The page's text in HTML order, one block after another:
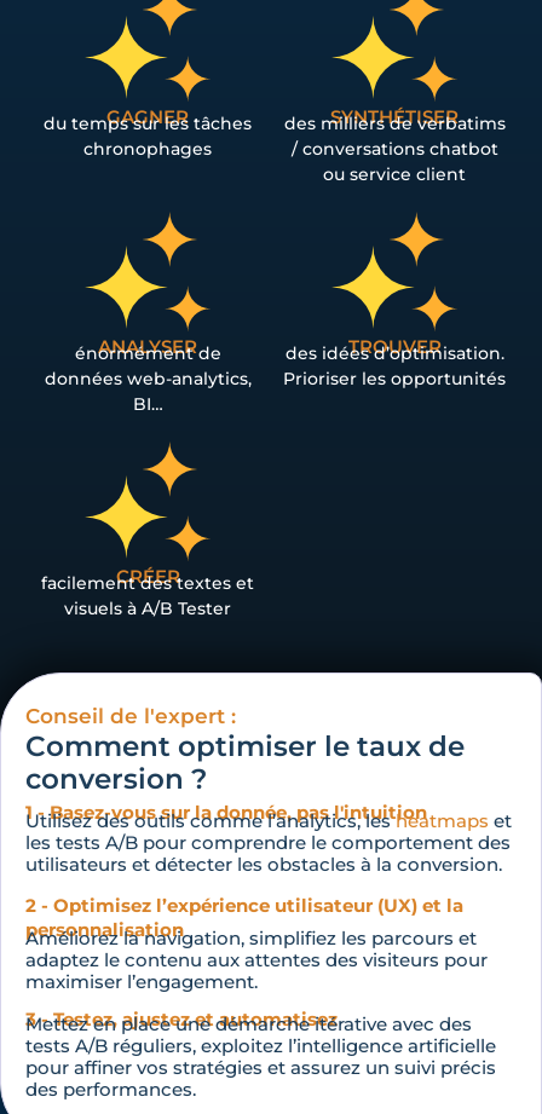
GAGNER
du temps sur les tâches
chronophages
SYNTHÉTISER
des milliers de verbatims
/ conversations chatbot
ou service client
ANALYSER
énormément de
données web-analytics,
BI…
TROUVER
des idées d’optimisation.
Prioriser les opportunités
CRÉER
facilement des textes et
visuels à A/B Tester
Conseil de l'expert :
Comment optimiser le taux de
conversion ?
1 - Basez-vous sur la donnée, pas l'intuition
Utilisez des outils comme l’analytics, lesheatmaps et
les tests A/B pour comprendre le comportement des
utilisateurs et détecter les obstacles à la conversion.
2 - Optimisez l’expérience utilisateur (UX) et la
personnalisation
Améliorez la navigation, simplifiez les parcours et
adaptez le contenu aux attentes des visiteurs pour
maximiser l’engagement.
3 - Testez, ajustez et automatisez
Mettez en place une démarche itérative avec des
tests A/B réguliers, exploitez l’intelligence artificielle
pour affiner vos stratégies et assurez un suivi précis
des performances.